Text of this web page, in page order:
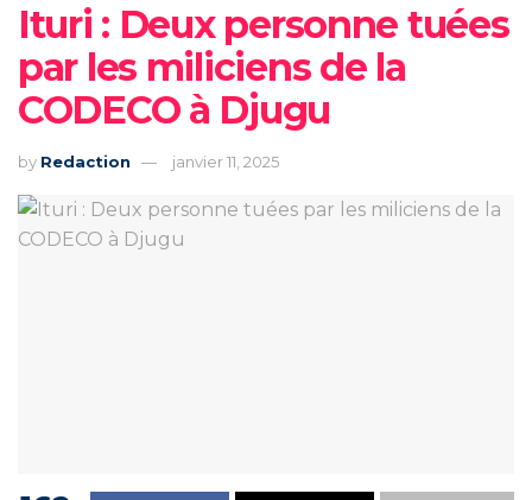
Ituri : Deux personne tuées
par les miliciens de la
CODECO à Djugu
by Redaction janvier 11, 2025